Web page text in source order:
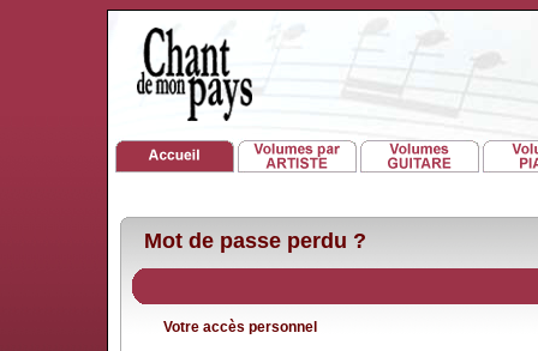
Mot de passe perdu ?
Votre accès personnel